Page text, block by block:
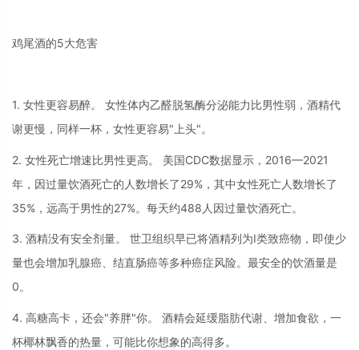
鸡尾酒的5大危害
1. 女性更容易醉。 女性体内乙醛脱氢酶分泌能力比男性弱，酒精代
谢更慢，同样一杯，女性更容易"上头"。
2. 女性死亡增速比男性更高。 美国CDC数据显示，2016—2021
年，因过量饮酒死亡的人数增长了29%，其中女性死亡人数增长了
35%，远高于男性的27%。每天约488人因过量饮酒死亡。
3. 酒精没有安全剂量。 世卫组织早已将酒精列为Ⅰ类致癌物，即使少
量也会增加乳腺癌、结直肠癌等多种癌症风险。最安全的饮酒量是
0。
4. 高糖高卡，还会"养胖"你。 酒精会延缓脂肪代谢、增加食欲，一
杯椰林飘香的热量，可能比你想象的高得多。